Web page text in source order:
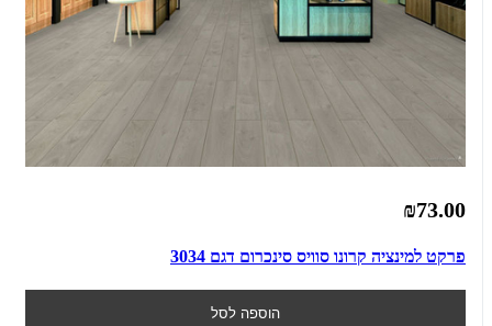
₪73.00
פרקט למינציה קרונו סוויס סינכרום דגם 3034
הוספה לסל